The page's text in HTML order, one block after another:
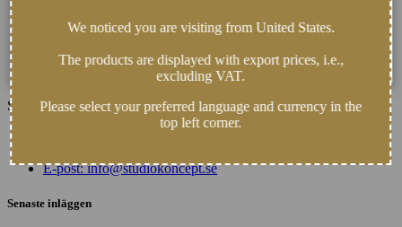
Studiokoncept erbjuder 2 rum och 75kvm experimentell Hi-Fi yta...
E-post: info@studiokoncept.se
Senaste inläggen
We noticed you are visiting from United States.
The products are displayed with export prices, i.e.,
excluding VAT.
Please select your preferred language and currency in the
top left corner.